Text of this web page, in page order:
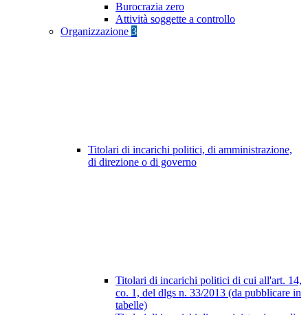
Burocrazia zero
Attività soggette a controllo
Organizzazione 3
Titolari di incarichi politici, di amministrazione,
di direzione o di governo
Titolari di incarichi politici di cui all'art. 14,
co. 1, del dlgs n. 33/2013 (da pubblicare in
tabelle)